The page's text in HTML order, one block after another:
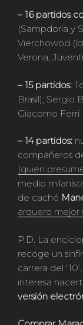
– 16 partidos
(Sampdoria y
Vierchowod
Verona,
– 15 partidos:
Brasil); Sergio
Giacomo Ferri
– 14 partidos:
compañeros
(quien
medio
de caché
arquero mejor
P.D. La
recoge un
carrera del
interesa
versión